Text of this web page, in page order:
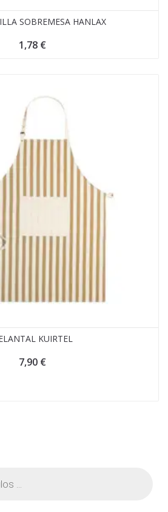
SOBREMESA HANLAX
1,78 €
KUIRTEL
7,90 €